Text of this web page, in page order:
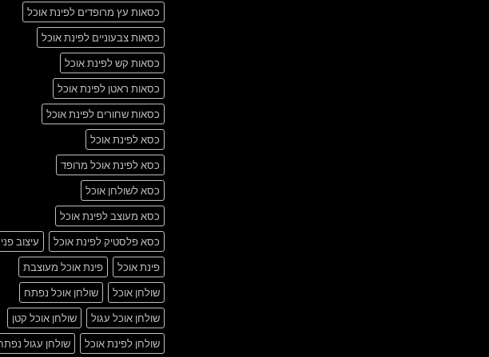
כסאות עץ מרופדים לפינת אוכל
כסאות צבעוניים לפינת אוכל
כסאות קש לפינת אוכל
כסאות ראטן לפינת אוכל
כסאות שחורים לפינת אוכל
כסא לפינת אוכל
כסא לפינת אוכל מרופד
כסא לשולחן אוכל
כסא מעוצב לפינת אוכל
כסא פלסטיק לפינת אוכל
עיצוב
פינת אוכל
פינת אוכל מעוצבת
שולחן אוכל
שולחן אוכל נפתח
שולחן אוכל עגול
שולחן אוכל קטן
שולחן לפינת אוכל
שולחן עגול